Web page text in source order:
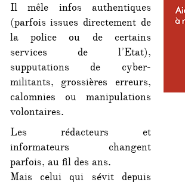
Il mêle infos authentiques
(parfois issues directement de
la police ou de certains
services de l’Etat),
supputations de cyber-
militants, grossières erreurs,
calomnies ou manipulations
volontaires.
Les rédacteurs et
informateurs changent
parfois, au fil des ans.
Mais celui qui sévit depuis